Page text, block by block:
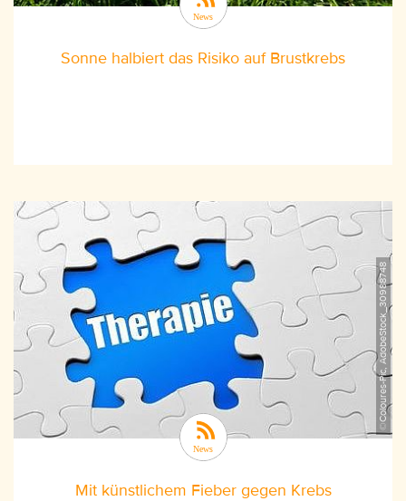
Sonne halbiert das Risiko auf Brustkrebs
©Coloures-Pic, AdobeStock_30988748
Mit künstlichem Fieber gegen Krebs